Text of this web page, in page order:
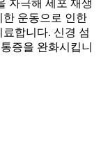
자극해 세포 재생
한 운동으로 인한
합니다. 신경 섬
증을 완화시킵니